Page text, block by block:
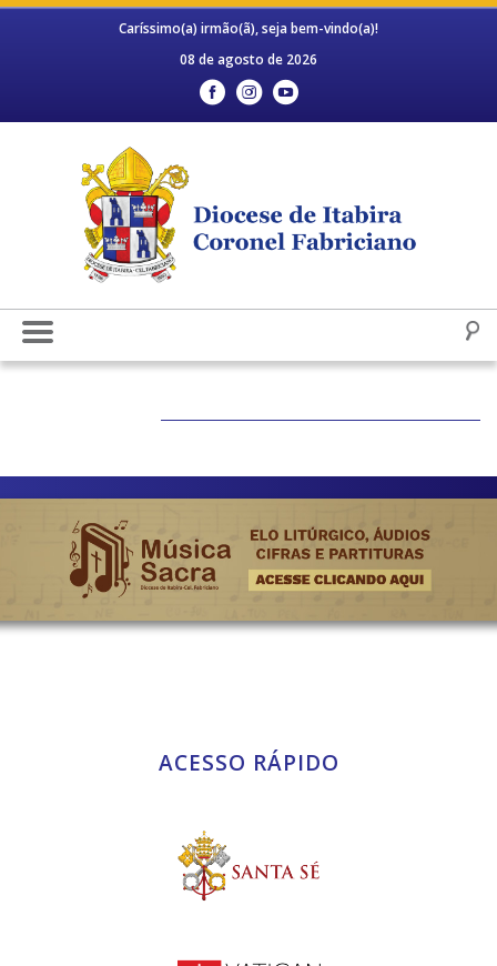
Caríssimo(a) irmão(ã), seja bem-vindo(a)!
08 de agosto de 2026
ACESSO RÁPIDO